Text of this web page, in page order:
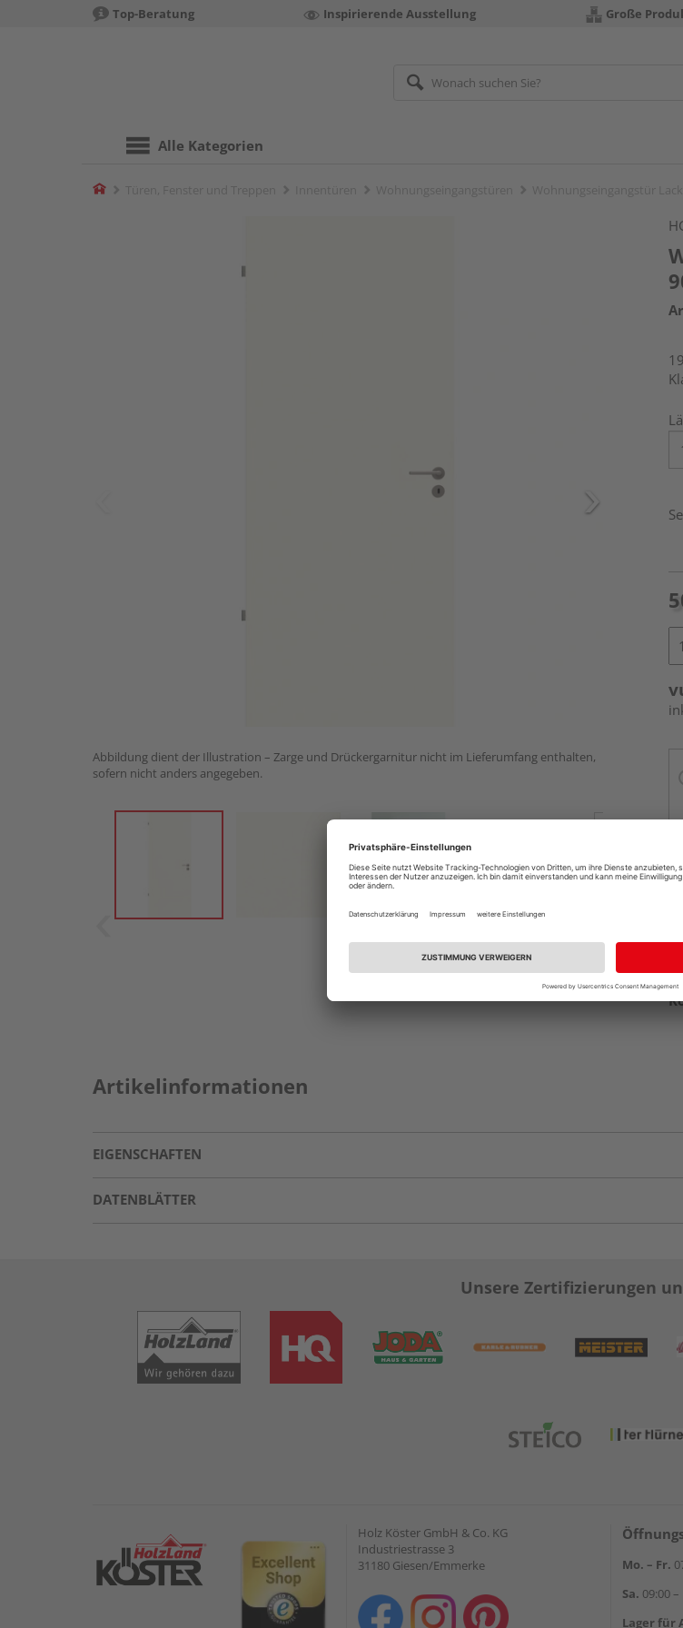
Top-Beratung Inspirierende Ausstellung Große
Alle Kategorien
Home
Abbildung dient der Illustration – Zarge und Drückergarnitur nicht im Lieferumfang enthalten,
sofern nicht anders angegeben.
Artikelinformationen
EIGENSCHAFTEN
DATENBLÄTTER
Unsere Zertifizierungen
Holz Köster GmbH & Co. KG
Industriestrasse 3
31180 Giesen/Emmerke
Mo. – Fr.
Sa. 09:00 –
Lager für